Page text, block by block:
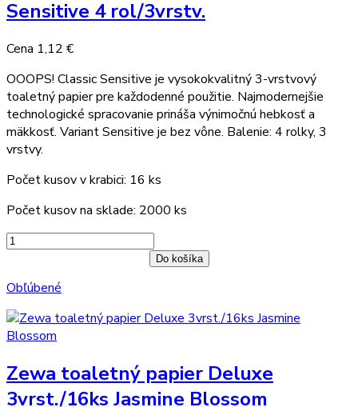
Sensitive 4 rol/3vrstv.
Cena 1,12 €
OOOPS! Classic Sensitive je vysokokvalitný 3-vrstvový
toaletný papier pre každodenné použitie. Najmodernejšie
technologické spracovanie prináša výnimočnú hebkosť a
mäkkosť. Variant Sensitive je bez vône. Balenie: 4 rolky, 3
vrstvy.
Počet kusov v krabici: 16 ks
Počet kusov na sklade: 2000 ks
Do košíka
Obľúbené
Zewa toaletný papier Deluxe
3vrst./16ks Jasmine Blossom